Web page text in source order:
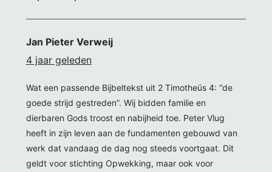
Jan Pieter Verweij
4 jaar geleden
Wat een passende Bijbeltekst uit 2 Timotheüs 4: “de
goede strijd gestreden”. Wij bidden familie en
dierbaren Gods troost en nabijheid toe. Peter Vlug
heeft in zijn leven aan de fundamenten gebouwd van
werk dat vandaag de dag nog steeds voortgaat. Dit
geldt voor stichting Opwekking, maar ook voor